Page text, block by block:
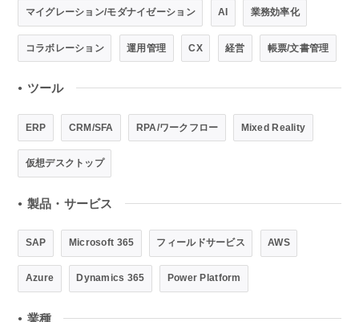
マイグレーション/モダナイゼーション AI 業務効率化
コラボレーション 運用管理 CX 経営 帳票/文書管理
● ツール
ERP CRM/SFA RPA/ワークフロー Mixed Reality
仮想デスクトップ
● 製品・サービス
SAP Microsoft 365 フィールドサービス AWS
Azure Dynamics 365 Power Platform
● 業種